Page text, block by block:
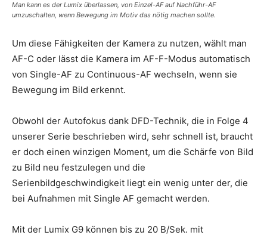
Man kann es der Lumix überlassen, von Einzel-AF auf Nachführ-AF
umzuschalten, wenn Bewegung im Motiv das nötig machen sollte.
Um diese Fähigkeiten der Kamera zu nutzen, wählt man
AF-C oder lässt die Kamera im AF-F-Modus automatisch
von Single-AF zu Continuous-AF wechseln, wenn sie
Bewegung im Bild erkennt.
Obwohl der Autofokus dank DFD-Technik, die in Folge 4
unserer Serie beschrieben wird, sehr schnell ist, braucht
er doch einen winzigen Moment, um die Schärfe von Bild
zu Bild neu festzulegen und die
Serienbildgeschwindigkeit liegt ein wenig unter der, die
bei Aufnahmen mit Single AF gemacht werden.
Mit der Lumix G9 können bis zu 20 B/Sek. mit